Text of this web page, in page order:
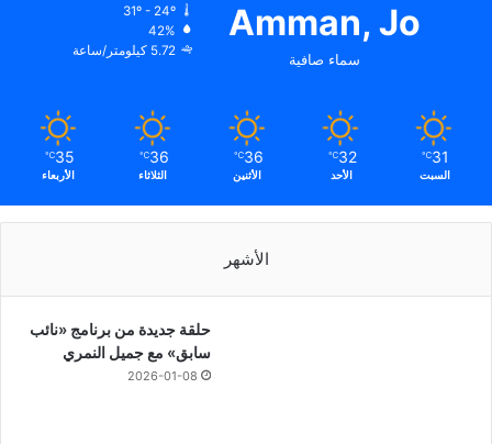
Amman, Jo
سماء صافية
31º - 24º
42%
5.72 كيلومتر/ساعة
31
℃
السبت
32
℃
الأحد
36
℃
الأثنين
36
℃
الثلاثاء
35
℃
الأربعاء
الأشهر
حلقة جديدة من برنامج «نائب
سابق» مع جميل النمري
2026-01-08